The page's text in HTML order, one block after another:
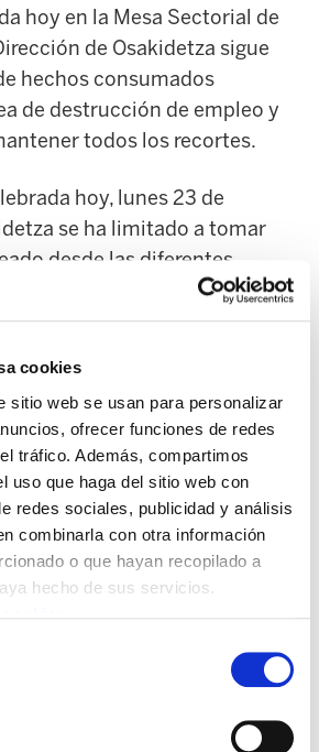
cookies
sitio web se usan para personalizar
ofrecer funciones de redes
tráfico. Además, compartimos
uso que haga del sitio web con
redes sociales, publicidad y análisis
combinarla con otra información
o que hayan recopilado a
hecho de sus servicios.
hoy en la Mesa Sectorial de
de Osakidetza sigue
hechos consumados
de destrucción de empleo y
todos los recortes.
hoy, lunes 23 de
se ha limitado a tomar
desde las diferentes
sindicales, sin entrar aceptar
punto, y limitándose a
las tomará en consideracion
que la falta absoluta de
por parte de la Dirección
generando el caldo de
incremente el nivel de
Osakidetza.
está consiguiendo
por parte sindical, ha
a la falta de